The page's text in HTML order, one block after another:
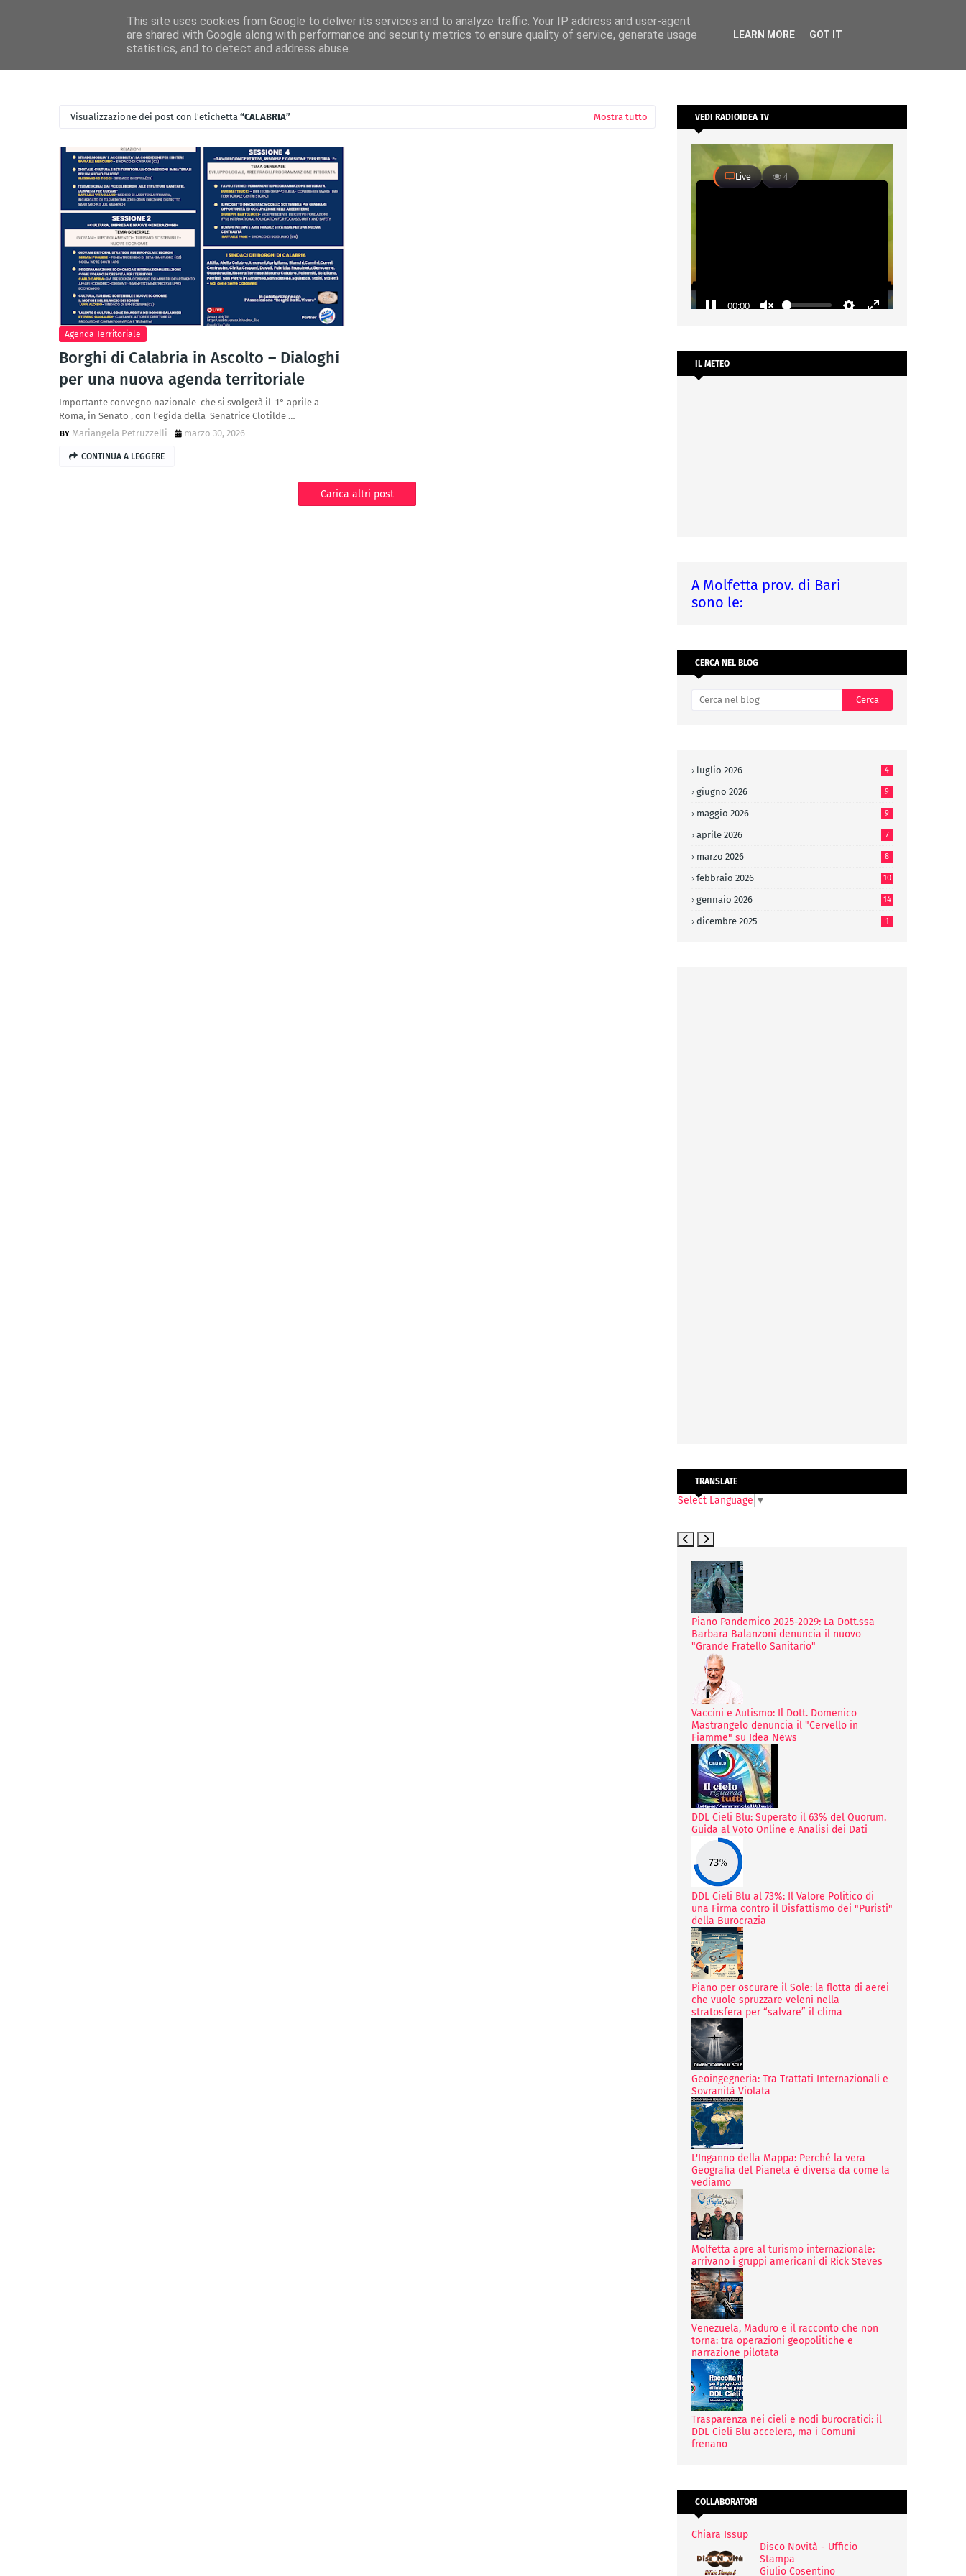
Visualizzazione dei post con l'etichetta CALABRIA Mostra tutto
Agenda Territoriale
Borghi di Calabria in Ascolto – Dialoghi
per una nuova agenda territoriale
Importante convegno nazionale che si svolgerà il 1° aprile a
Roma, in Senato , con l’egida della Senatrice Clotilde …
Mariangela Petruzzelli
marzo 30, 2026
CONTINUA A LEGGERE
Carica altri post
VEDI RADIOIDEA TV
IL METEO
A Molfetta prov. di Bari
sono le:
CERCA NEL BLOG
luglio 2026 4
giugno 2026 9
maggio 2026 9
aprile 2026 7
marzo 2026 8
febbraio 2026 10
gennaio 2026 14
dicembre 2025 1
TRANSLATE
Select Language ▼
Piano Pandemico 2025-2029: La Dott.ssa
Barbara Balanzoni denuncia il nuovo
"Grande Fratello Sanitario"
Vaccini e Autismo: Il Dott. Domenico
Mastrangelo denuncia il "Cervello in
Fiamme" su Idea News
DDL Cieli Blu: Superato il 63% del Quorum.
Guida al Voto Online e Analisi dei Dati
DDL Cieli Blu al 73%: Il Valore Politico di
una Firma contro il Disfattismo dei "Puristi"
della Burocrazia
Piano per oscurare il Sole: la flotta di aerei
che vuole spruzzare veleni nella
stratosfera per “salvare” il clima
Geoingegneria: Tra Trattati Internazionali e
Sovranità Violata
L'Inganno della Mappa: Perché la vera
Geografia del Pianeta è diversa da come la
vediamo
Molfetta apre al turismo internazionale:
arrivano i gruppi americani di Rick Steves
Venezuela, Maduro e il racconto che non
torna: tra operazioni geopolitiche e
narrazione pilotata
Trasparenza nei cieli e nodi burocratici: il
DDL Cieli Blu accelera, ma i Comuni
frenano
COLLABORATORI
Chiara Issup
Disco Novità - Ufficio
Stampa
Giulio Cosentino
This site uses cookies from Google to deliver its services and to analyze traffic. Your IP address and user-agent
are shared with Google along with performance and security metrics to ensure quality of service, generate usage
statistics, and to detect and address abuse.
LEARN MORE GOT IT